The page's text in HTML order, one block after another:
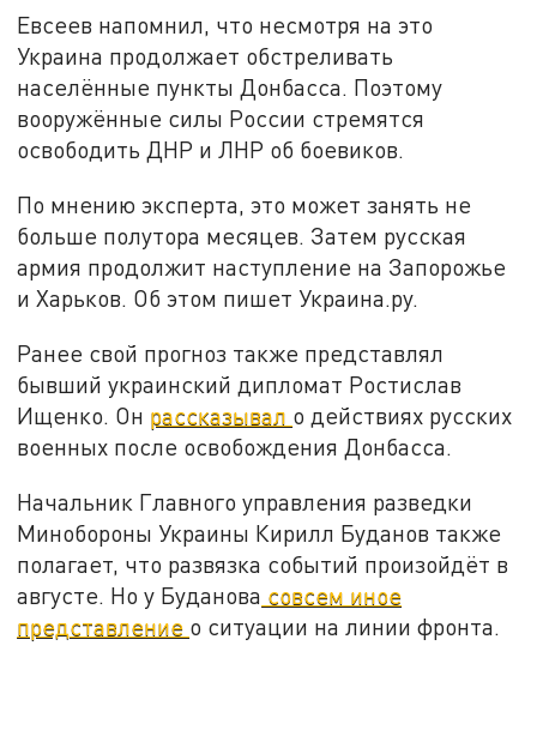
Евсеев напомнил, что несмотря на это
Украина продолжает обстреливать
населённые пункты Донбасса. Поэтому
вооружённые силы России стремятся
освободить ДНР и ЛНР об боевиков.
По мнению эксперта, это может занять не
больше полутора месяцев. Затем русская
армия продолжит наступление на Запорожье
и Харьков. Об этом пишет Украина.ру.
Ранее свой прогноз также представлял
бывший украинский дипломат Ростислав
Ищенко. Он рассказывал о действиях русских
военных после освобождения Донбасса.
Начальник Главного управления разведки
Минобороны Украины Кирилл Буданов также
полагает, что развязка событий произойдёт в
августе. Но у Буданова совсем иное
представление о ситуации на линии фронта.